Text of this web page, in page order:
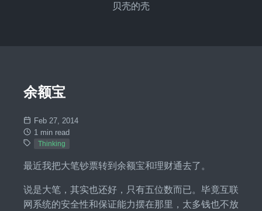
贝壳的壳
余额宝
Feb 27, 2014
1 min read
Thinking
最近我把大笔钞票转到余额宝和理财通去了。
说是大笔，其实也还好，只有五位数而已。毕竟互联
网系统的安全性和保证能力摆在那里，太多钱也不放